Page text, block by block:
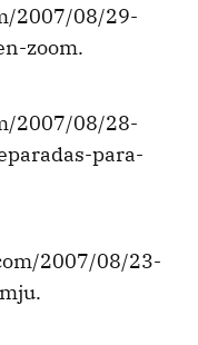
2007/08/29-
zoom.
2007/08/28-
para-
2007/08/23-